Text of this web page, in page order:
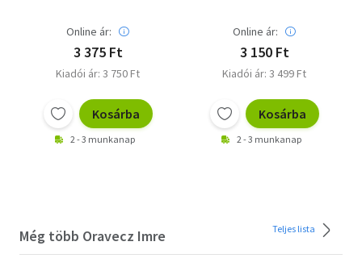
Online ár:
3 375 Ft
Kiadói ár: 3 750 Ft
Kosárba
2 - 3 munkanap
Online ár:
3 150 Ft
Kiadói ár: 3 499 Ft
Kosárba
2 - 3 munkanap
Még több Oravecz Imre Teljes lista